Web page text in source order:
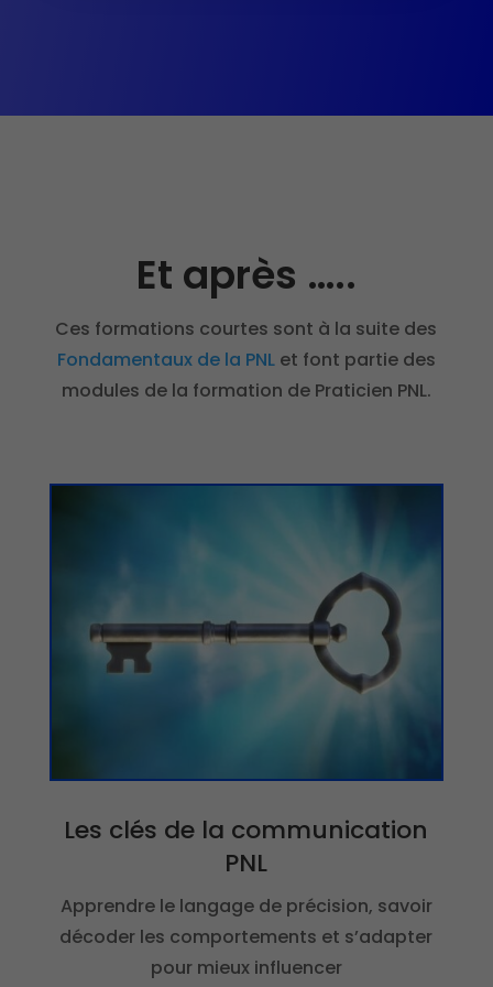
Et après …..
Ces formations courtes sont à la suite des
Fondamentaux de la PNLet font partie des
modules de la formation de Praticien PNL.
Les clés de la communication
PNL
Apprendre le langage de précision, savoir
décoder les comportements et s’adapter
pour mieux influencer